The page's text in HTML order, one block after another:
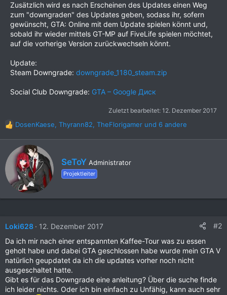
Zusätzlich wird es nach Erscheinen des Updates einen Weg
zum "downgraden" des Updates geben, sodass ihr, sofern
gewünscht, GTA: Online mit dem Update spielen könnt und,
sobald ihr wieder mittels GT-MP auf FiveLife spielen möchtet,
auf die vorherige Version zurückwechseln könnt.
Update:
Steam Downgrade: downgrade_1180_steam.zip
Social Club Downgrade: GTA – Google Диск
Zuletzt bearbeitet: 12. Dezember 2017
R
e
t
i
o
e
DosenKaese, Thyrann82, TheFlorigamer und 6 andere
G
e
s
h
e
e
n
v
o
n
SeToY Administrator
Projektleiter
Loki628 12. Dezember 2017
#2
Da ich mir nach einer entspannten Kaffee-Tour was zu essen
geholt habe und dabei GTA geschlossen habe wurde mein GTA V
natürlich geupdatet da ich die updates vorher noch nicht
ausgeschaltet hatte.
Gibt es für das Downgrade eine anleitung? Über die suche finde
ich leider nichts. Oder ich bin einfach zu Unfähig, kann auch sehr